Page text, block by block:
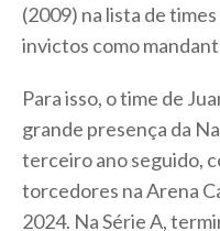
(2009) na lista de
invictos como
Para isso, o time de
grande presença da
terceiro ano seguido,
torcedores na Arena
2024. Na Série A,